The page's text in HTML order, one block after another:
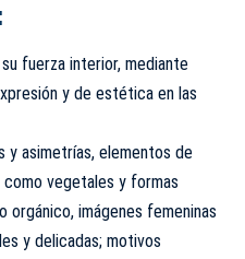
fuerza interior, mediante
y de estética en las
y asimetrías, elementos de
vegetales y formas
orgánico, imágenes femeninas
y delicadas; motivos